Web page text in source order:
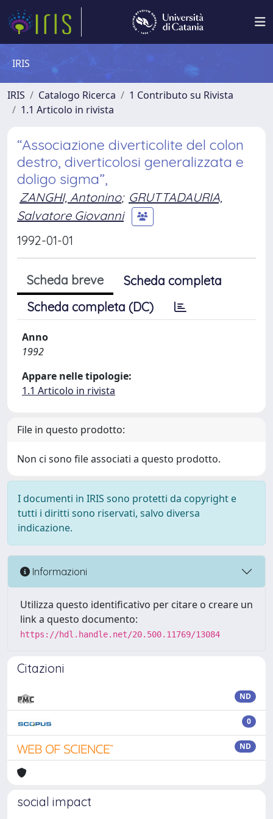
IRIS
IRIS Catalogo Ricerca
1 Contributo su Rivista
1.1 Articolo in rivista
“Associazione diverticolite del colon
destro, diverticolosi generalizzata e
doligo sigma”,
ZANGHI, Antonino; GRUTTADAURIA,
Salvatore Giovanni
1992-01-01
Scheda breve
Scheda completa
Scheda completa (DC)
Anno
1992
Appare nelle tipologie:
1.1 Articolo in rivista
File in questo prodotto:
Non ci sono file associati a questo prodotto.
I documenti in IRIS sono protetti da copyright e
tutti i diritti sono riservati, salvo diversa
indicazione.
Informazioni
Utilizza questo identificativo per citare o creare un
link a questo documento:
https://hdl.handle.net/20.500.11769/13084
Citazioni
ND
0
ND
social impact